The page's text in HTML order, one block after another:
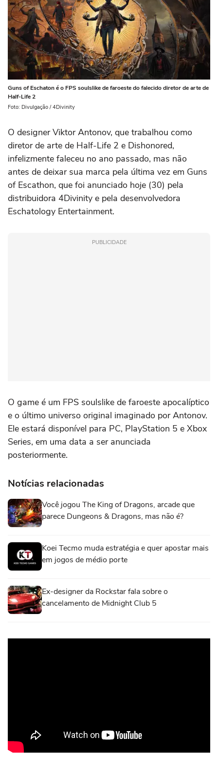
Guns of Eschaton é o FPS soulslike de faroeste do falecido diretor de arte de
Half-Life 2
Foto: Divulgação / 4Divinity
O designer Viktor Antonov, que trabalhou como
diretor de arte de Half-Life 2 e Dishonored,
infelizmente faleceu no ano passado, mas não
antes de deixar sua marca pela última vez em Guns
of Escathon, que foi anunciado hoje (30) pela
distribuidora 4Divinity e pela desenvolvedora
Eschatology Entertainment.
PUBLICIDADE
O game é um FPS soulslike de faroeste apocalíptico
e o último universo original imaginado por Antonov.
Ele estará disponível para PC, PlayStation 5 e Xbox
Series, em uma data a ser anunciada
posteriormente.
Notícias relacionadas
Você jogou The King of Dragons, arcade que
parece Dungeons & Dragons, mas não é?
Koei Tecmo muda estratégia e quer apostar mais
em jogos de médio porte
Ex-designer da Rockstar fala sobre o
cancelamento de Midnight Club 5